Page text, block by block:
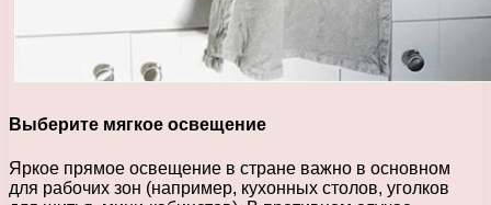
Выберите мягкое освещение
Яркое прямое освещение в стране важно в основном
для рабочих зон (например, кухонных столов, уголков